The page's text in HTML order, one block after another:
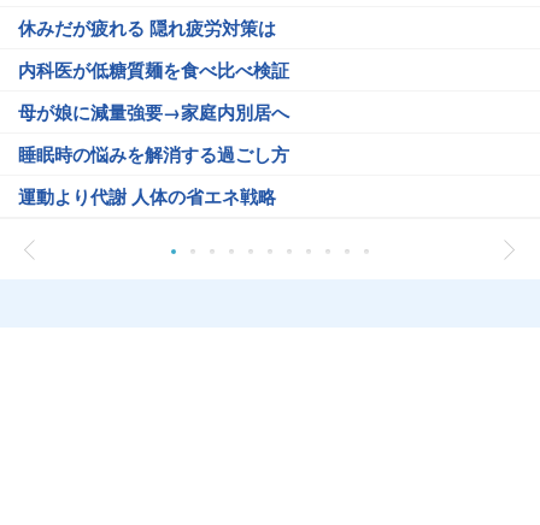
休みだが疲れる 隠れ疲労対策は
内科医が低糖質麺を食べ比べ検証
母が娘に減量強要→家庭内別居へ
睡眠時の悩みを解消する過ごし方
運動より代謝 人体の省エネ戦略